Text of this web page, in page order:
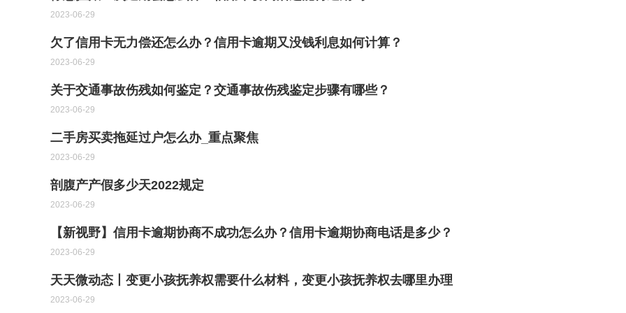
2023-06-29
欠了信用卡无力偿还怎么办？信用卡逾期又没钱利息如何计算？
2023-06-29
关于交通事故伤残如何鉴定？交通事故伤残鉴定步骤有哪些？
2023-06-29
二手房买卖拖延过户怎么办_重点聚焦
2023-06-29
剖腹产产假多少天2022规定
2023-06-29
【新视野】信用卡逾期协商不成功怎么办？信用卡逾期协商电话是多少？
2023-06-29
天天微动态丨变更小孩抚养权需要什么材料，变更小孩抚养权去哪里办理
2023-06-29